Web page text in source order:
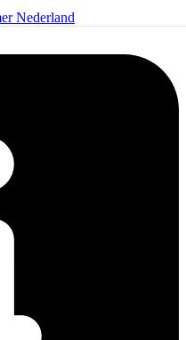
Nederland